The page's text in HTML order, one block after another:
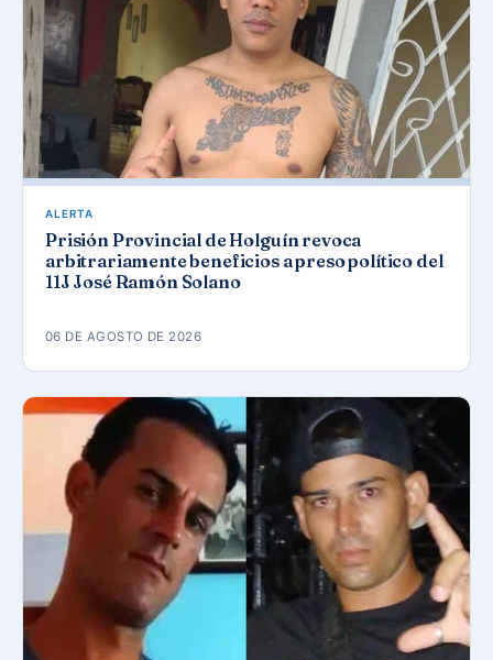
ALERTA
Prisión Provincial de Holguín revoca
arbitrariamente beneficios a preso político del
11J José Ramón Solano
06 DE AGOSTO DE 2026